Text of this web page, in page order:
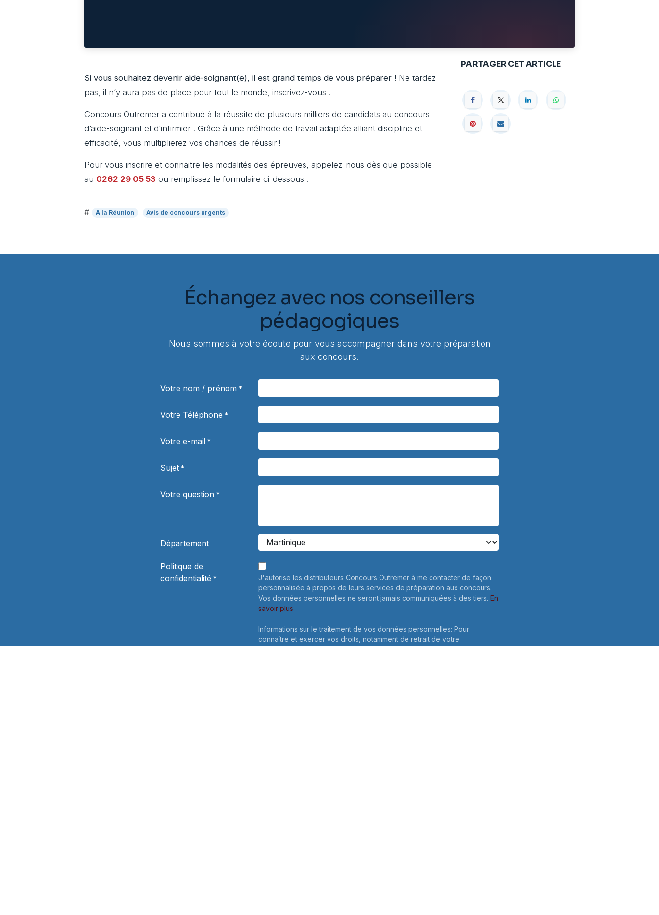
Si vous souhaitez devenir aide-soignant(e), il est grand temps de vous préparer ! Ne tardez
pas, il n’y aura pas de place pour tout le monde, inscrivez-vous !
Concours Outremer a contribué à la réussite de plusieurs milliers de candidats au concours
d’aide-soignant et d’infirmier ! Grâce à une méthode de travail adaptée alliant discipline et
efficacité, vous multiplierez vos chances de réussir !
Pour vous inscrire et connaitre les modalités des épreuves, appelez-nous dès que possible
au 0262 29 05 53 ou remplissez le formulaire ci-dessous :
# A la Réunion Avis de concours urgents
PARTAGER CET ARTICLE
Échangez avec nos conseillers
pédagogiques
Nous sommes à votre écoute pour vous accompagner dans votre préparation
aux concours.
Votre nom / prénom *
Votre Téléphone *
Votre e-mail *
Sujet *
Votre question *
Département
Politique de
confidentialité *
J'autorise les distributeurs Concours Outremer à me contacter de façon
personnalisée à propos de leurs services de préparation aux concours.
Vos données personnelles ne seront jamais communiquées à des tiers. En
savoir plus
Informations sur le traitement de vos données personnelles: Pour
connaître et exercer vos droits, notamment de retrait de votre